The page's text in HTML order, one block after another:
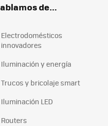
de...
Electrodomésticos
innovadores
Iluminación y energía
Trucos y bricolaje smart
Iluminación LED
Routers